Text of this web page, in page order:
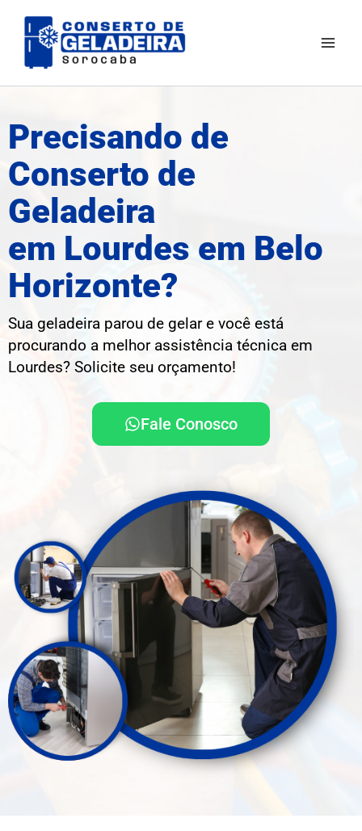
para
Precisando de
Conserto de
Geladeira
em Lourdes em Belo
Horizonte?
Sua geladeira parou de gelar e você está
procurando a melhor assistência técnica em
Lourdes? Solicite seu orçamento!
Fale Conosco